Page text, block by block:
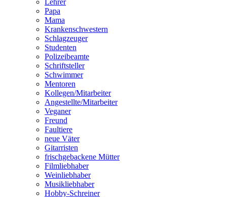
Lehrer
Papa
Mama
Krankenschwestern
Schlagzeuger
Studenten
Polizeibeamte
Schriftsteller
Schwimmer
Mentoren
Kollegen/Mitarbeiter
Angestellte/Mitarbeiter
Veganer
Freund
Faultiere
neue Väter
Gitarristen
frischgebackene Mütter
Filmliebhaber
Weinliebhaber
Musikliebhaber
Hobby-Schreiner